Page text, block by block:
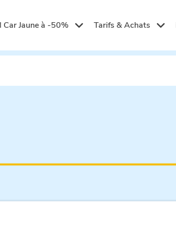
Car Jaune à -50% Tarifs & Achats